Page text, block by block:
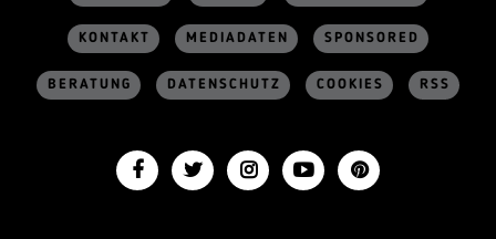
KONTAKT MEDIADATEN SPONSORED
BERATUNG DATENSCHUTZ COOKIES RSS